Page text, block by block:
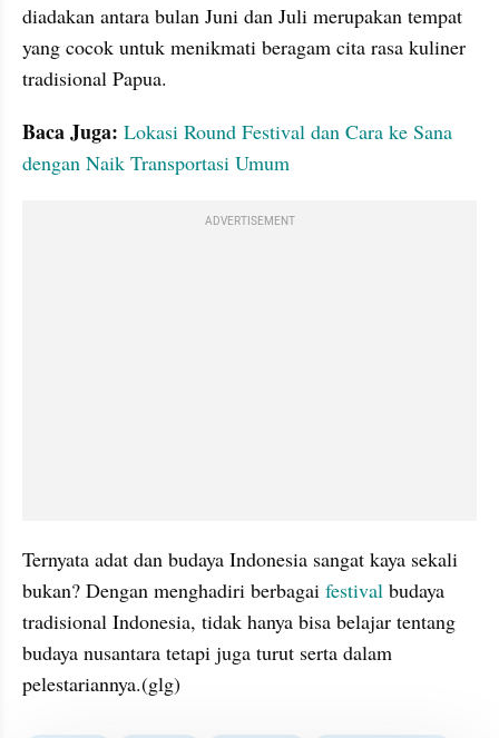
diadakan antara bulan Juni dan Juli merupakan tempat
yang cocok untuk menikmati beragam cita rasa kuliner
tradisional Papua.
Baca Juga: Lokasi Round Festival dan Cara ke Sana
dengan Naik Transportasi Umum
ADVERTISEMENT
Ternyata adat dan budaya Indonesia sangat kaya sekali
bukan? Dengan menghadiri berbagai festival budaya
tradisional Indonesia, tidak hanya bisa belajar tentang
budaya nusantara tetapi juga turut serta dalam
pelestariannya.(glg)